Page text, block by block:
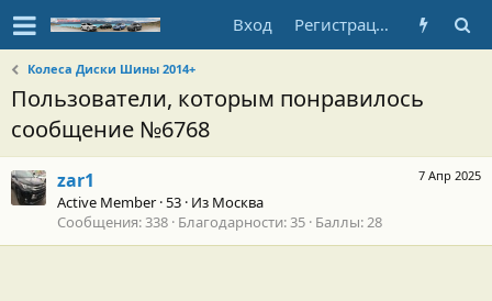
Вход Регистрация
Колеса Диски Шины 2014+
Пользователи, которым понравилось
сообщение №6768
7 Апр 2025
zar1
Active Member ·53 · Из Москва
Сообщения 338 Благодарности 35 Баллы 28